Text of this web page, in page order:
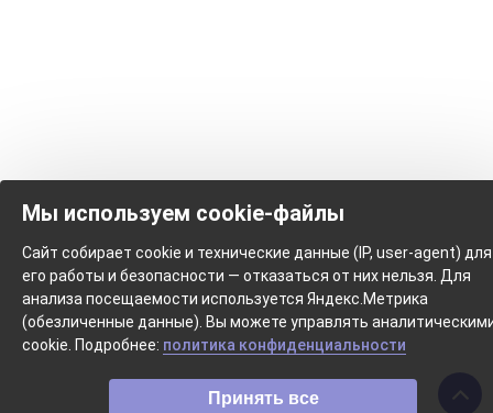
Мы используем cookie-файлы
Сайт собирает cookie и технические данные (IP, user-agent) для
его работы и безопасности — отказаться от них нельзя. Для
анализа посещаемости используется Яндекс.Метрика
(обезличенные данные). Вы можете управлять
cookie. Подробнее: политика конфиденциальности
Принять все